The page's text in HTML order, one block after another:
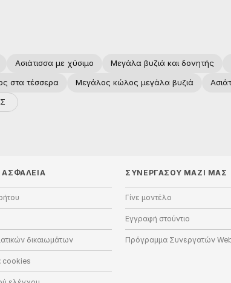
Ασιάτισσα με χύσιμο Μεγάλα βυζιά και δονητής
στα τέσσερα Μεγάλος κώλος μεγάλα βυζιά
ΑΣΦΑΛΕΙΑ
δικαιωμάτων
cookies
ΣΥΝΕΡΓΑΣΟΥ ΜΑΖΙ ΜΑΣ
Γίνε μοντέλο
Εγγραφή στούντιο
Πρόγραμμα Συνεργατών